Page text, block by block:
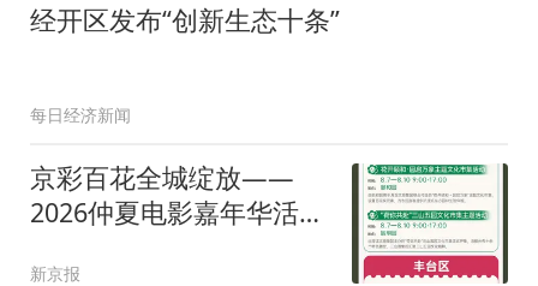
经开区发布“创新生态十条”
每日经济新闻
京彩百花全城绽放——
2026仲夏电影嘉年华活动
新京报